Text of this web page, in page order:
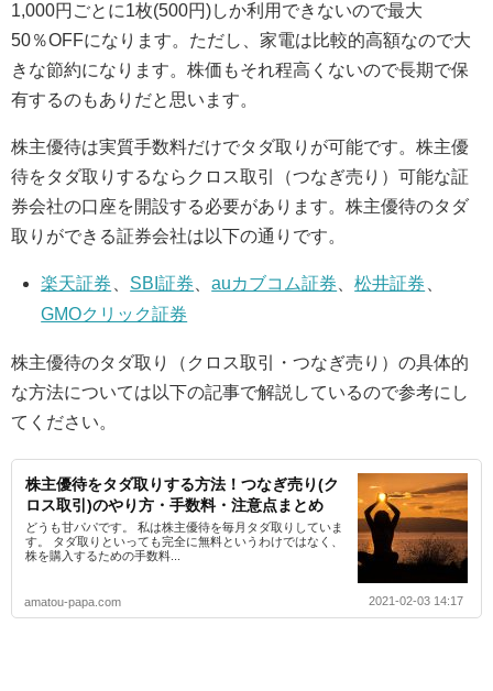
1,000円ごとに1枚(500円)しか利用できないので最大
50％OFFになります。ただし、家電は比較的高額なので大
きな節約になります。株価もそれ程高くないので長期で保
有するのもありだと思います。
株主優待は実質手数料だけでタダ取りが可能です。株主優
待をタダ取りするならクロス取引（つなぎ売り）可能な証
券会社の口座を開設する必要があります。株主優待のタダ
取りができる証券会社は以下の通りです。
楽天証券 SBI証券 、auカブコム証券 、松井証券
GMOクリック証券
株主優待のタダ取り（クロス取引・つなぎ売り）の具体的
な方法については以下の記事で解説しているので参考にし
てください。
株主優待をタダ取りする方法！つなぎ売り(ク
ロス取引)のやり方・手数料・注意点まとめ
どうも甘パパです。 私は株主優待を毎月タダ取りしていま
す。 タダ取りといっても完全に無料というわけではなく、
株を購入するための手数料...
amatou-papa.com 2021-02-03 14:17